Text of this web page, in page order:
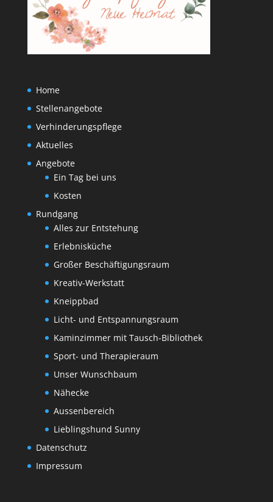
Home
Stellenangebote
Verhinderungspflege
Aktuelles
Angebote
Ein Tag bei uns
Kosten
Rundgang
Alles zur Entstehung
Erlebnisküche
Großer Beschäftigungsraum
Kreativ-Werkstatt
Kneippbad
Licht- und Entspannungsraum
Kaminzimmer mit Tausch-Bibliothek
Sport- und Therapieraum
Unser Wunschbaum
Nähecke
Aussenbereich
Lieblingshund Sunny
Datenschutz
Impressum